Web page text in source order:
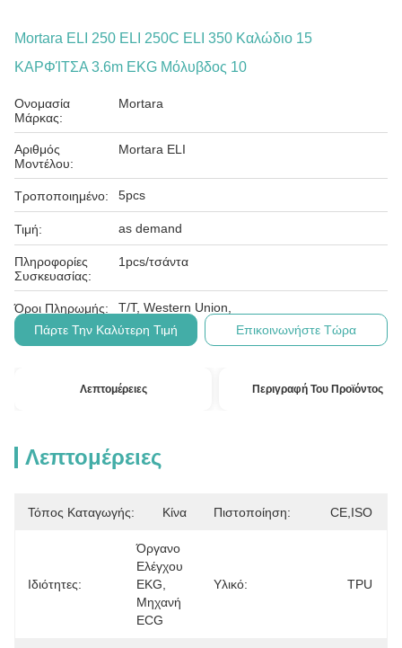
Mortara ELI 250 ELI 250C ELI 350 Καλώδιο 15
ΚΑΡΦΊΤΣΑ 3.6m EKG Μόλυβδος 10
Ονομασία
Μάρκας:
Mortara
Αριθμός
Μοντέλου:
Mortara ELI
Τροποποιημένο: 5pcs
Τιμή: as demand
Πληροφορίες
Συσκευασίας:
1pcs/τσάντα
Όροι Πληρωμής:
T/T, Western Union,
Πάρτε Την Καλύτερη Τιμή
Επικοινωνήστε Τώρα
Λεπτομέρειες Περιγραφή Του Προϊόντος
Λεπτομέρειες
Τόπος Καταγωγής: Κίνα Πιστοποίηση: CE,ISO
Ιδιότητες:
Όργανο
Ελέγχου
EKG,
Μηχανή
ECG
Υλικό: TPU